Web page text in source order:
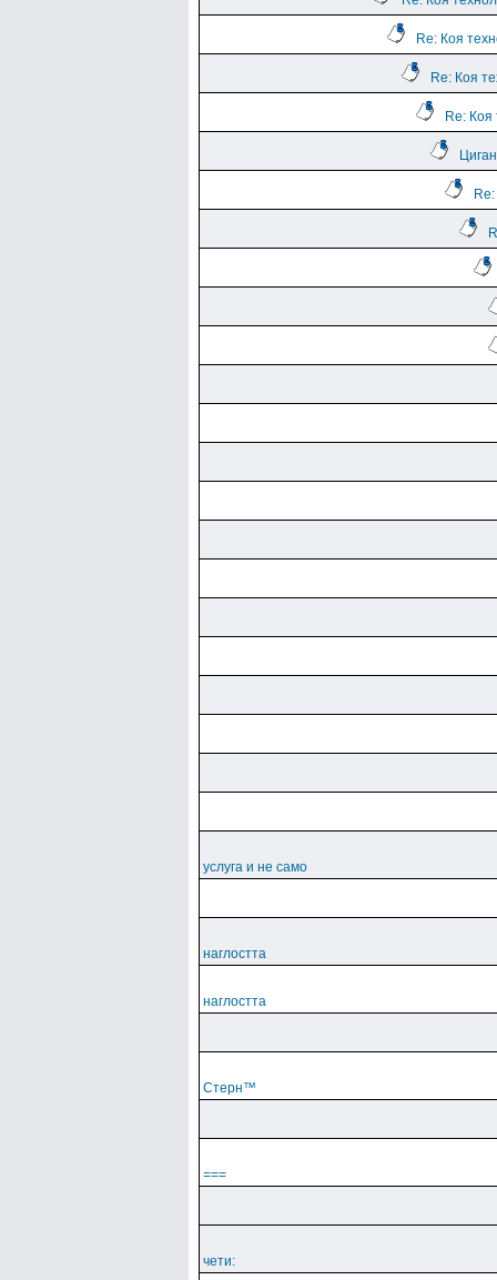
Re: Коя
Re: Коя
Re: Коя
услуга и не само
наглостта
наглостта
Cтepн™
===
чети: